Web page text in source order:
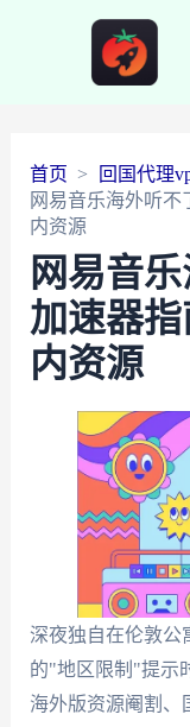
首页
回国代理
网易音乐海外听不
内资源
网易音
加速器
内资源
深夜独自在伦敦公
的"地区限制"提示
海外版资源阉割